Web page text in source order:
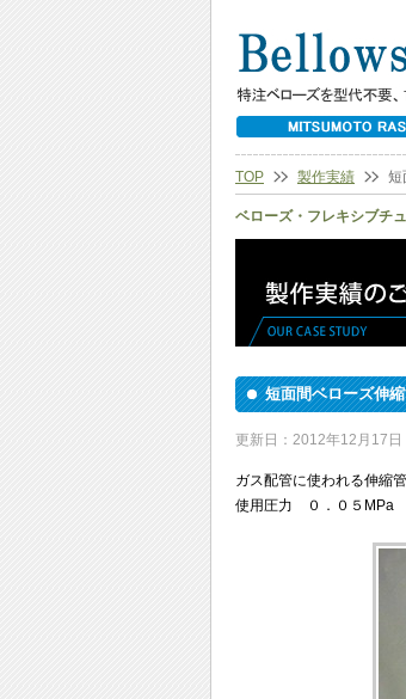
TOP 製作実績 短
ベローズ・フレキシブチ
短面間ベローズ伸
更新日：2012年12月17日
ガス配管に使われる伸縮管
使用圧力 ０．０５